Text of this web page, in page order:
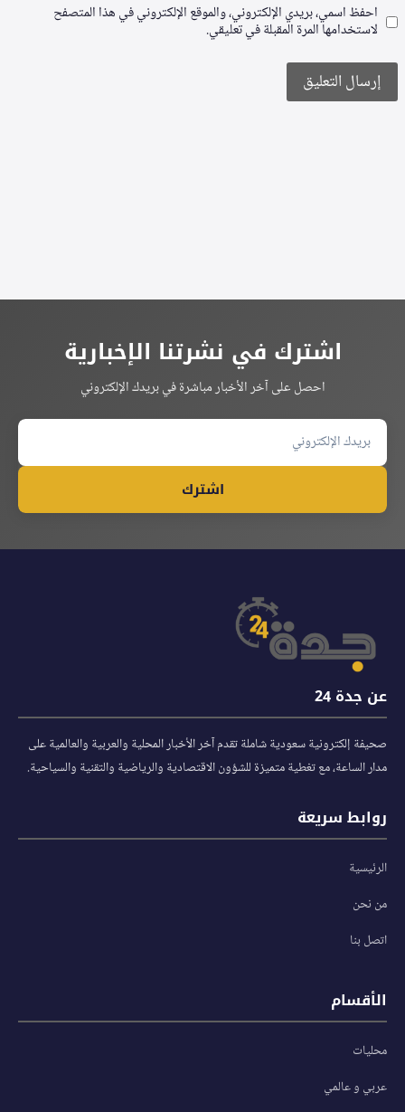
احفظ اسمي، بريدي الإلكتروني، والموقع الإلكتروني في هذا المتصفح
لاستخدامها المرة المقبلة في تعليقي.
اشترك في نشرتنا الإخبارية
احصل على آخر الأخبار مباشرة في بريدك الإلكتروني
اشترك
عن جدة 24
صحيفة إلكترونية سعودية شاملة تقدم آخر الأخبار المحلية والعربية والعالمية على
مدار الساعة، مع تغطية متميزة للشؤون الاقتصادية والرياضية والتقنية والسياحية.
روابط سريعة
الرئيسية
من نحن
اتصل بنا
الأقسام
محليات
عربي و عالمي